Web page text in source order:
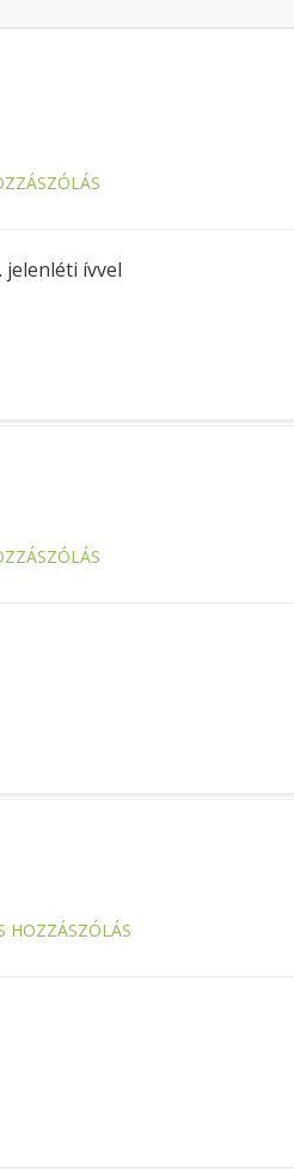
jelenléti ívvel
HOZZÁSZÓLÁS